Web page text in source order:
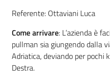
Servizi
Leggi atti bandi
Referente: Ottaviani Luca
Come arrivare: L’azienda è
pullman sia giungendo dalla
Adriatica, deviando per pochi
Destra.